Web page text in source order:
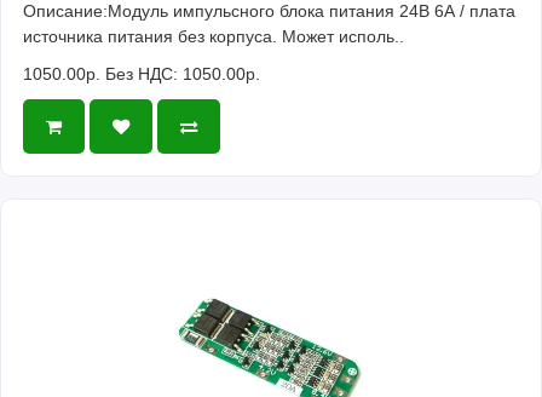
Описание:Модуль импульсного блока питания 24В 6А / плата
источника питания без корпуса. Может исполь..
1050.00р. Без НДС: 1050.00р.